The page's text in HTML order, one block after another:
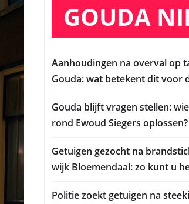
GOUDA
Aanhoudingen na overval op
Gouda: wat betekent dit voor
Gouda blijft vragen stellen:
rond Ewoud Siegers oplossen?
Getuigen gezocht na
wijk Bloemendaal: zo kunt u
Politie zoekt getuigen na